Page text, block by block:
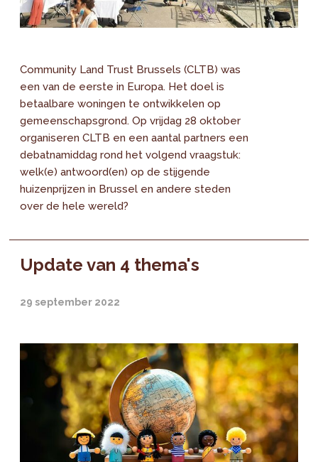
Community Land Trust Brussels (CLTB) was
een van de eerste in Europa. Het doel is
betaalbare woningen te ontwikkelen op
gemeenschapsgrond. Op vrijdag 28 oktober
organiseren CLTB en een aantal partners een
debatnamiddag rond het volgend vraagstuk:
welk(e) antwoord(en) op de stijgende
huizenprijzen in Brussel en andere steden
over de hele wereld?
Update van 4 thema's
29 september 2022